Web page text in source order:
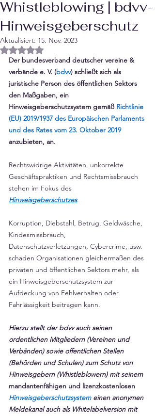
Whistleblowing | bdvv-
Hinweisgeberschutz
Aktualisiert: 15. Nov. 2023
Mit NaN von 5 Sternen bewertet.
Der bundesverband deutscher vereine &
verbände e. V. (bdvv) schließt sich als
juristische Person des öffentlichen Sektors
den Maßgaben, ein
Hinweisgeberschutzsystem gemäß Richtlinie
(EU) 2019/1937 des Europäischen Parlaments
und des Rates vom 23. Oktober 2019
anzubieten, an.
Rechtswidrige Aktivitäten, unkorrekte
Geschäftspraktiken und Rechtsmissbrauch
stehen im Fokus des
Hinweisgeberschutzes.
Korruption, Diebstahl, Betrug, Geldwäsche,
Kindesmissbrauch,
Datenschutzverletzungen, Cybercrime, usw.
schaden Organisationen gleichermaßen des
privaten und öffentlichen Sektors mehr, als
ein Hinweisgeberschutzsystem zur
Aufdeckung von Fehlverhalten oder
Fahrlässigkeit beitragen kann.
Hierzu stellt der bdvv auch seinen
ordentlichen Mitgliedern (Vereinen und
Verbänden) sowie offentlichen Stellen
(Behörden und Schulen) zum Schutz von
Hinweisgebern (Whistleblowern) mit seinem
mandantenfähigen und lizenzkostenlosen
Hinweisgeberschutzsystem einen anonymen
Meldekanal auch als Whitelabelversion mit